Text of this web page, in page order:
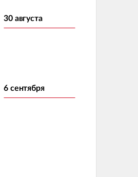
30 августа
6 сентября